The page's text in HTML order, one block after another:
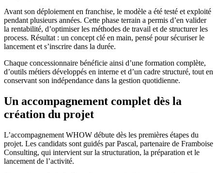
Avant son déploiement en franchise, le modèle a été testé et exploité
pendant plusieurs années. Cette phase terrain a permis d’en valider
la rentabilité, d’optimiser les méthodes de travail et de structurer les
process. Résultat : un concept clé en main, pensé pour sécuriser le
lancement et s’inscrire dans la durée.
Chaque concessionnaire bénéficie ainsi d’une formation complète,
d’outils métiers développés en interne et d’un cadre structuré, tout en
conservant son indépendance dans la gestion quotidienne.
Un accompagnement complet dès la
création du projet
L’accompagnement WHOW débute dès les premières étapes du
projet. Les candidats sont guidés par Pascal, partenaire de Framboise
Consulting, qui intervient sur la structuration, la préparation et le
lancement de l’activité.